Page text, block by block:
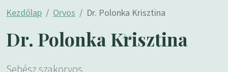
Kezdőlap Orvos Dr. Polonka Krisztina
Dr. Polonka Krisztina